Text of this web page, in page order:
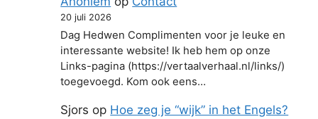
20 juli 2026
Dag Hedwen Complimenten voor je leuke en
interessante website! Ik heb hem op onze
Links-pagina (https://vertaalverhaal.nl/links/)
toegevoegd. Kom ook eens…
Sjors op Hoe zeg je “wijk” in het Engels?